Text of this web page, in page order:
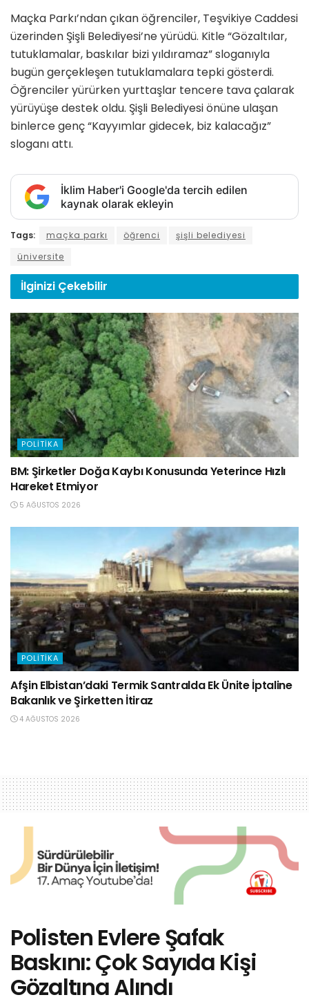
Maçka Parkı’ndan çıkan öğrenciler, Teşvikiye Caddesi
üzerinden Şişli Belediyesi’ne yürüdü. Kitle “Gözaltılar,
tutuklamalar, baskılar bizi yıldıramaz” sloganıyla
bugün gerçekleşen tutuklamalara tepki gösterdi.
Öğrenciler yürürken yurttaşlar tencere tava çalarak
yürüyüşe destek oldu. Şişli Belediyesi önüne ulaşan
binlerce genç “Kayyımlar gidecek, biz kalacağız”
sloganı attı.
İklim Haber'i Google'da tercih edilen
kaynak olarak ekleyin
Tags: maçka parkı öğrenci
şişli belediyesi
üniversite
İlginizi Çekebilir
POLITIKA
BM: Şirketler Doğa Kaybı Konusunda Yeterince Hızlı
Hareket Etmiyor
5 AĞUSTOS 2026
POLITIKA
Afşin Elbistan’daki Termik Santralda Ek Ünite İptaline
Bakanlık ve Şirketten İtiraz
4 AĞUSTOS 2026
Polisten Evlere Şafak
Baskını: Çok Sayıda Kişi
Gözaltına Alındı